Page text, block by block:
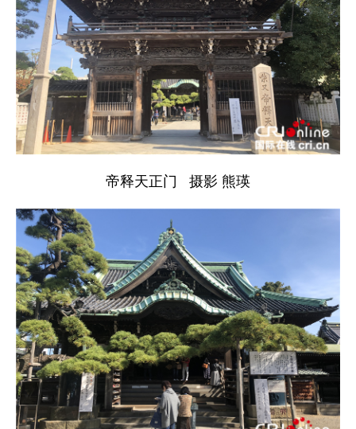
帝释天正门 摄影 熊瑛